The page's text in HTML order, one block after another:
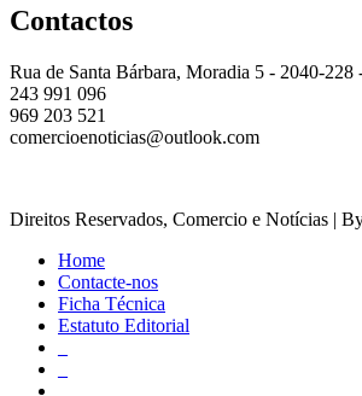
Contactos
Rua de Santa Bárbara, Moradia 5 - 2040-
243 991 096
969 203 521
comercioenoticias@outlook.com
Direitos Reservados, Comercio e Notícias |
Home
Contacte-nos
Ficha Técnica
Estatuto Editorial